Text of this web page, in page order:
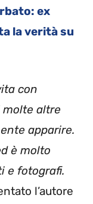
ex
la verità su
con
molte altre
apparire.
è molto
e fotografi.
l’autore